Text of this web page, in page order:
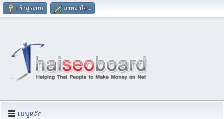
เข้าสู่ระบบ ลงทะเบียน
เมนูหลัก